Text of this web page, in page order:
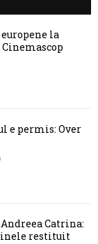
la
e permis: Over
Catrina:
restituit